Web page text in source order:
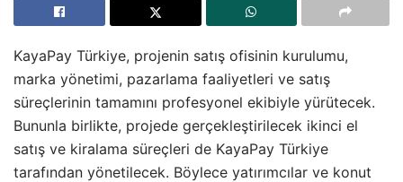
KayaPay Türkiye, projenin satış ofisinin kurulumu,
marka yönetimi, pazarlama faaliyetleri ve satış
süreçlerinin tamamını profesyonel ekibiyle yürütecek.
Bununla birlikte, projede gerçekleştirilecek ikinci el
satış ve kiralama süreçleri de KayaPay Türkiye
tarafından yönetilecek. Böylece yatırımcılar ve konut